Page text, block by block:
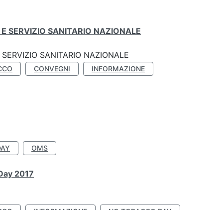
SERVIZIO SANITARIO NAZIONALE
SANITARIO NAZIONALE
CONVEGNI
INFORMAZIONE
OMS
2017